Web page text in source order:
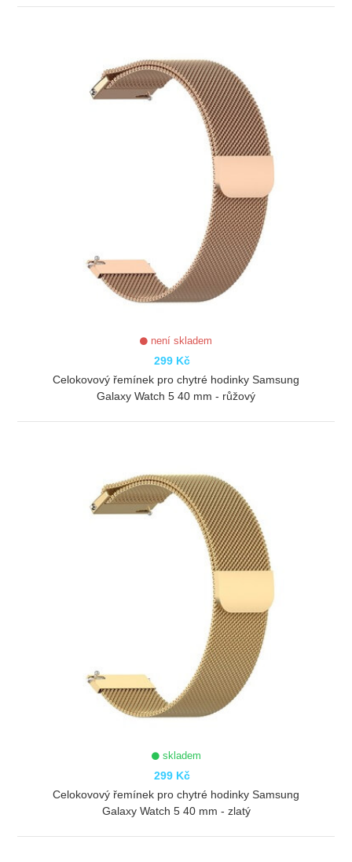
není skladem
299 Kč
Celokovový řemínek pro chytré hodinky Samsung
Galaxy Watch 5 40 mm - růžový
skladem
299 Kč
Celokovový řemínek pro chytré hodinky Samsung
Galaxy Watch 5 40 mm - zlatý